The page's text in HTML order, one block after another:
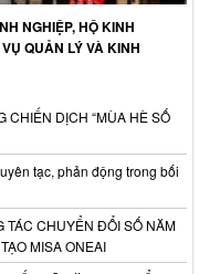
NGHIỆP, HỘ KINH
QUẢN LÝ VÀ KINH
CHIẾN DỊCH “MÙA HÈ SỐ
tạc, phản động trong bối
TÁC CHUYỂN ĐỔI SỐ NĂM
MISA ONEAI